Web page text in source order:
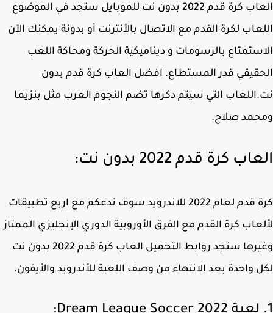
العاب كرة قدم 2022 بدون نت للموبايل ستجد في الموضوع
لكرة القدم مع الاتصال بالأنترنت أو بدونة يمكنك الآن
بالرسومات و ديناميكية الحركة ومحاكة اللعب
قدر المستطاع. افضل العاب كرة قدم بدون
التي سيتم دكرها تضم النجوم العرب مثل بنزيما
صلاح.
كرة قدم 2022 بدون نت:
كرة قدم لعام 2022 للاندرويد سوف ندعكم مع اربع تطبيقات
كرة القدم مع الفرق الأوروبية الدوري الإنجليزي الممتاز
وغيرها ستجد روابط التحميل العاب كرة قدم 2022 بدون نت
واحدة بعد الانتهاء من وصف اللعبة للأندرويد والأيفون.